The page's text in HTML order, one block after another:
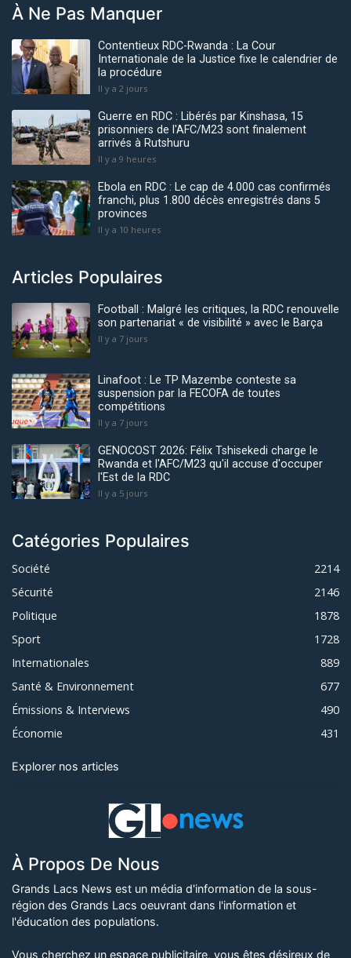
À Ne Pas Manquer
Contentieux RDC-Rwanda : La Cour
Internationale de la Justice fixe le calendrier de
la procédure
Il y a 2 jours
Guerre en RDC : Libérés par Kinshasa, 15
prisonniers de l'AFC/M23 sont finalement
arrivés à Rutshuru
Il y a 9 heures
Ebola en RDC : Le cap de 4.000 cas confirmés
franchi, plus 1.800 décès enregistrés dans 5
provinces
Il y a 10 heures
Articles Populaires
Football : Malgré les critiques, la RDC renouvelle
son partenariat « de visibilité » avec le Barça
Il y a 7 jours
Linafoot : Le TP Mazembe conteste sa
suspension par la FECOFA de toutes
compétitions
Il y a 7 jours
GENOCOST 2026: Félix Tshisekedi charge le
Rwanda et l'AFC/M23 qu'il accuse d'occuper
l'Est de la RDC
Il y a 5 jours
Catégories Populaires
Société
2214
Sécurité
2146
Politique
1878
Sport
1728
Internationales
889
Santé & Environnement
677
Émissions & Interviews
490
Économie
431
Explorer nos articles
À Propos De Nous
Grands Lacs News est un média d'information de la sous-
région des Grands Lacs oeuvrant dans l'information et
l'éducation des populations.
Vous cherchez un espace publicitaire, vous êtes désireux de